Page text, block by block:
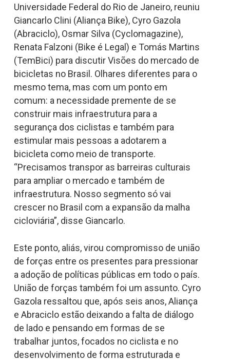
Universidade Federal do Rio de Janeiro, reuniu
Giancarlo Clini (Aliança Bike), Cyro Gazola
(Abraciclo), Osmar Silva (Cyclomagazine),
Renata Falzoni (Bike é Legal) e Tomás Martins
(TemBici) para discutir Visões do mercado de
bicicletas no Brasil. Olhares diferentes para o
mesmo tema, mas com um ponto em
comum: a necessidade premente de se
construir mais infraestrutura para a
segurança dos ciclistas e também para
estimular mais pessoas a adotarem a
bicicleta como meio de transporte.
“Precisamos transpor as barreiras culturais
para ampliar o mercado e também de
infraestrutura. Nosso segmento só vai
crescer no Brasil com a expansão da malha
cicloviária”, disse Giancarlo.
Este ponto, aliás, virou compromisso de união
de forças entre os presentes para pressionar
a adoção de políticas públicas em todo o país.
União de forças também foi um assunto. Cyro
Gazola ressaltou que, após seis anos, Aliança
e Abraciclo estão deixando a falta de diálogo
de lado e pensando em formas de se
trabalhar juntos, focados no ciclista e no
desenvolvimento de forma estruturada e